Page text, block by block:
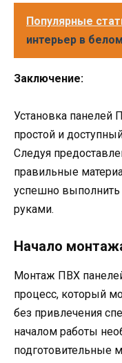
Популярные
интерьер в
Заключение:
Установка панелей
простой и
Следуя
правильные
успешно
руками.
Начало
Монтаж ПВХ
процесс, который
без привлечения
началом работы
подготовительные